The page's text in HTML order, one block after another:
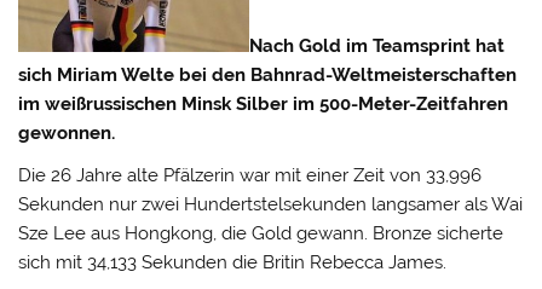
Nach Gold im Teamsprint hat
sich Miriam Welte bei den Bahnrad-Weltmeisterschaften
im weißrussischen Minsk Silber im 500-Meter-Zeitfahren
gewonnen.
Die 26 Jahre alte Pfälzerin war mit einer Zeit von 33,996
Sekunden nur zwei Hundertstelsekunden langsamer als Wai
Sze Lee aus Hongkong, die Gold gewann. Bronze sicherte
sich mit 34,133 Sekunden die Britin Rebecca James.